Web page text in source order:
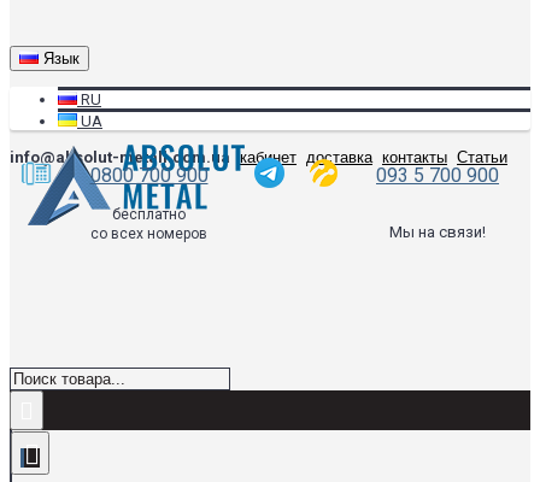
Язык
RU
UA
info@absolut-metall.com.ua
кабинет доставка контакты Статьи
0800 700 900 093 5 700 900
бесплатно
со всех номеров
Мы на связи!